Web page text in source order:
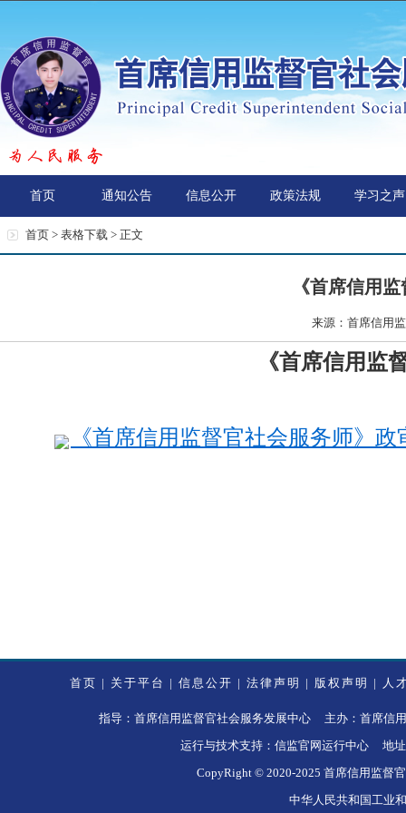
首页 通知公告 信息公开 政策法规 学习之声
首页 > 表格下载 > 正文
《首席信用
来源：首席信用
《首席信用监
《首席信用监督官社会服务师》政
首页 | 关于平台 | 信息公开 | 法律声明 | 版权声明 | 人
指导：首席信用监督官社会服务发展中心 主办：首席信
运行与技术支持：信监官网运行中心 地
CopyRight © 2020-2025 首席信用监督
中华人民共和国工业